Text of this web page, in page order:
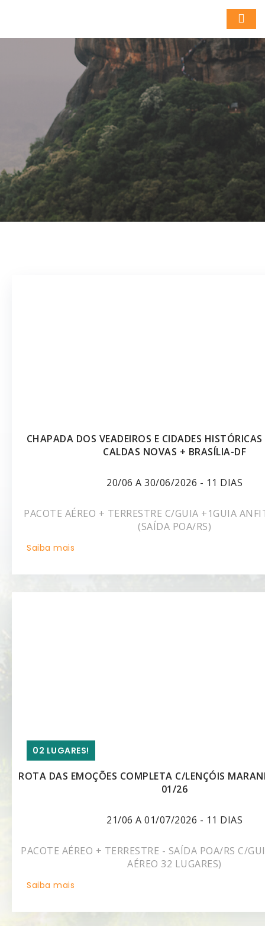
CHAPADA DOS VEADEIROS E CIDADES
CALDAS NOVAS + BRASÍLIA-DF
20/06 A 30/06/2026 - 11 DIAS
PACOTE AÉREO + TERRESTRE C/GUIA +1GUIA
(SAÍDA POA/RS)
Saiba mais
02 LUGARES!
ROTA DAS EMOÇÕES COMPLETA C/LENÇÓIS
01/26
21/06 A 01/07/2026 - 11 DIAS
PACOTE AÉREO + TERRESTRE - SAÍDA POA/RS C/
AÉREO 32 LUGARES)
Saiba mais